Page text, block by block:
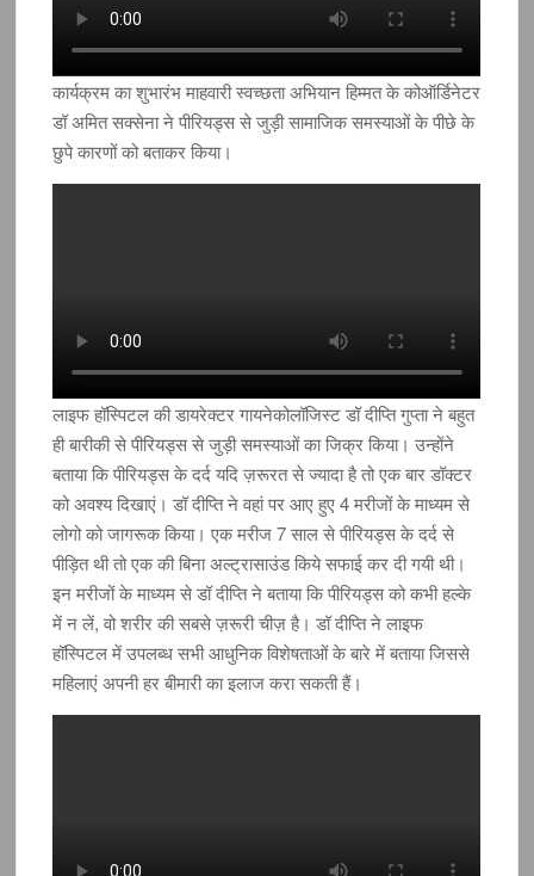
कार्यक्रम का शुभारंभ माहवारी स्वच्छता अभियान हिम्मत के कोऑर्डिनेटर
डॉ अमित सक्सेना ने पीरियड्स से जुड़ी सामाजिक समस्याओं के पीछे के
छुपे कारणों को बताकर किया।
लाइफ हॉस्पिटल की डायरेक्टर गायनेकोलॉजिस्ट डॉ दीप्ति गुप्ता ने बहुत
ही बारीकी से पीरियड्स से जुड़ी समस्याओं का जिक्र किया। उन्होंने
बताया कि पीरियड्स के दर्द यदि ज़रूरत से ज्यादा है तो एक बार डॉक्टर
को अवश्य दिखाएं। डॉ दीप्ति ने वहां पर आए हुए 4 मरीजों के माध्यम से
लोगो को जागरूक किया। एक मरीज 7 साल से पीरियड्स के दर्द से
पीड़ित थी तो एक की बिना अल्ट्रासाउंड किये सफाई कर दी गयी थी।
इन मरीजों के माध्यम से डॉ दीप्ति ने बताया कि पीरियड्स को कभी हल्के
में न लें, वो शरीर की सबसे ज़रूरी चीज़ है। डॉ दीप्ति ने लाइफ
हॉस्पिटल में उपलब्ध सभी आधुनिक विशेषताओं के बारे में बताया जिससे
महिलाएं अपनी हर बीमारी का इलाज करा सकती हैं।